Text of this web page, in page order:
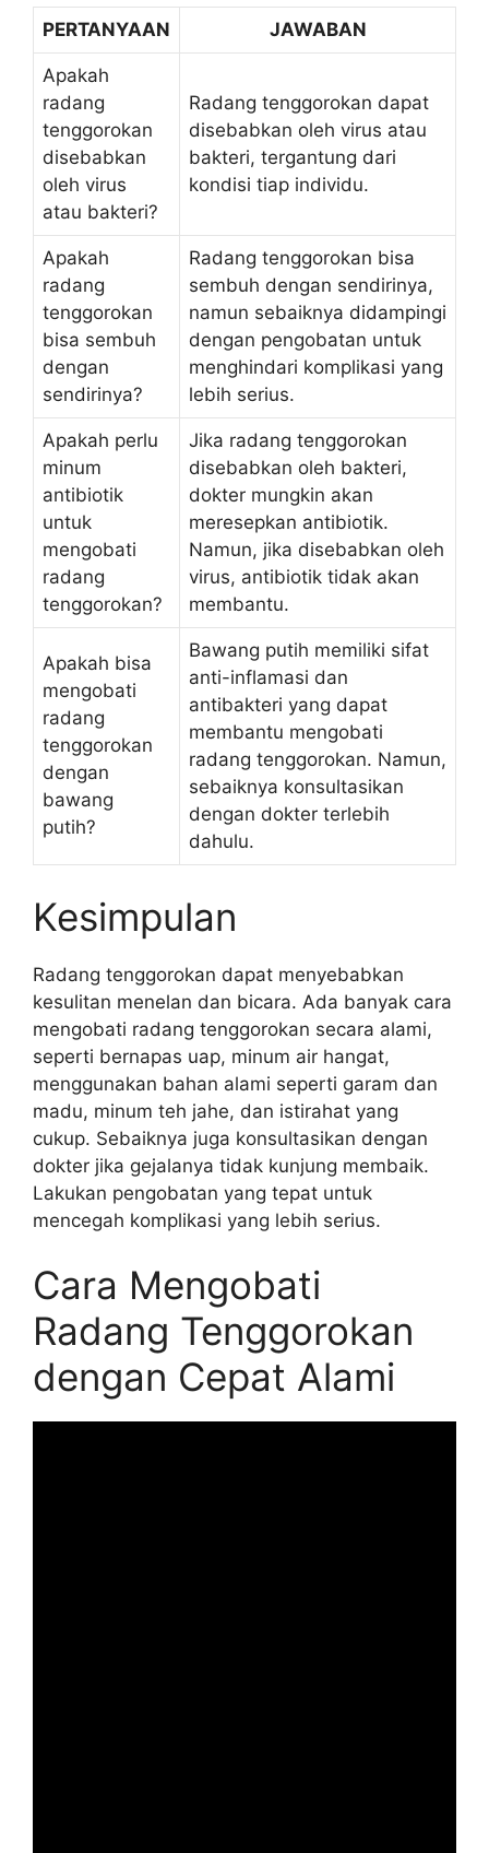
PERTANYAAN JAWABAN
Apakah
radang
tenggorokan
disebabkan
oleh virus
atau bakteri?
Radang tenggorokan dapat
disebabkan oleh virus atau
bakteri, tergantung dari
kondisi tiap individu.
Apakah
radang
tenggorokan
bisa sembuh
dengan
sendirinya?
Radang tenggorokan bisa
sembuh dengan sendirinya,
namun sebaiknya didampingi
dengan pengobatan untuk
menghindari komplikasi yang
lebih serius.
Apakah perlu
minum
antibiotik
untuk
mengobati
radang
tenggorokan?
Jika radang tenggorokan
disebabkan oleh bakteri,
dokter mungkin akan
meresepkan antibiotik.
Namun, jika disebabkan oleh
virus, antibiotik tidak akan
membantu.
Apakah bisa
mengobati
radang
tenggorokan
dengan
bawang
putih?
Bawang putih memiliki sifat
anti-inflamasi dan
antibakteri yang dapat
membantu mengobati
radang tenggorokan. Namun,
sebaiknya konsultasikan
dengan dokter terlebih
dahulu.
Kesimpulan
Radang tenggorokan dapat menyebabkan
kesulitan menelan dan bicara. Ada banyak cara
mengobati radang tenggorokan secara alami,
seperti bernapas uap, minum air hangat,
menggunakan bahan alami seperti garam dan
madu, minum teh jahe, dan istirahat yang
cukup. Sebaiknya juga konsultasikan dengan
dokter jika gejalanya tidak kunjung membaik.
Lakukan pengobatan yang tepat untuk
mencegah komplikasi yang lebih serius.
Cara Mengobati
Radang Tenggorokan
dengan Cepat Alami